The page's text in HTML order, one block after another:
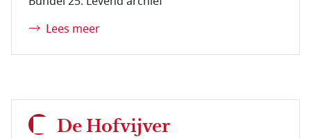
Lees meer
De Hofvijver